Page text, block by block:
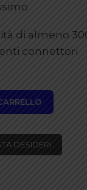
di almeno
connettori
DESIDERI